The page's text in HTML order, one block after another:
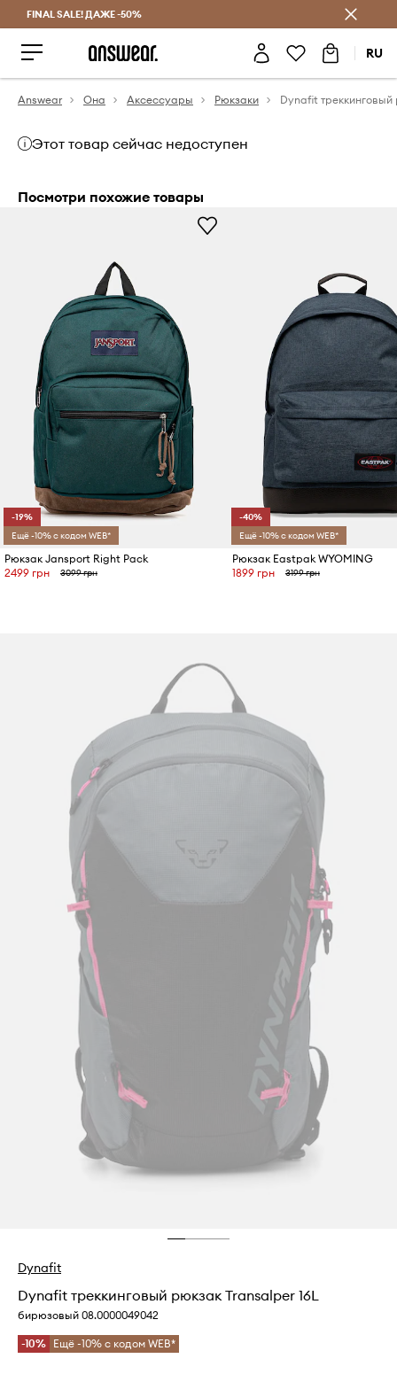
FINAL SALE! ДАЖЕ -50%
RU
Answear Она Аксессуары Рюкзаки
Этот товар сейчас недоступен
Посмотри похожие товары
-19%
Ещё -10% с кодом WEB*
Рюкзак Jansport Right Pack
2499 грн
3099 грн
-40%
Ещё -10% с кодом WEB*
Рюкзак Eastpak WYOMING
1899 грн
3199 грн
Dynafit
Dynafit треккинговый рюкзак Transalper 16L
бирюзовый 08.0000049042
-10% Ещё -10% с кодом WEB*